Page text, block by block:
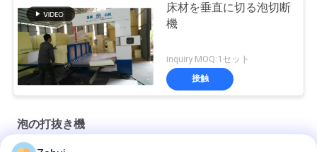
床材を垂直に切る泡切断
機
inquiry MOQ:1セット
接触
泡の打抜き機